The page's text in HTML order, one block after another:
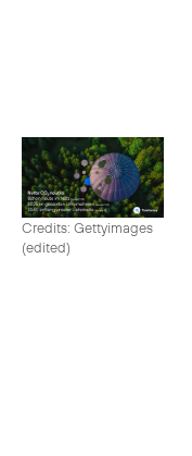
Credits: Gettyimages
(edited)